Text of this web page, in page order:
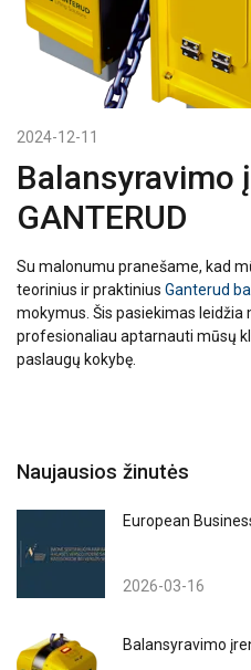
2024-12-11
Balansyravimo
GANTERUD
Su malonumu pranešame, kad
teorinius ir praktinius Ganterud
mokymus. Šis pasiekimas
profesionaliau aptarnauti mūsų
paslaugų kokybę.
Naujausios žinutės
European
2026-03-16
Balansyravimo